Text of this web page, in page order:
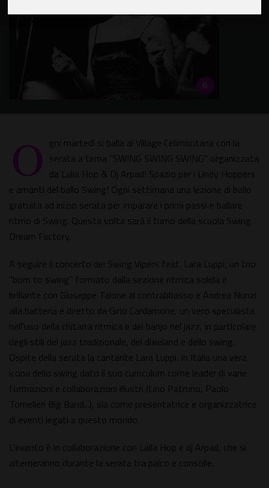
O gni martedì si balla al Village Celimontana con la
serata a tema "SWING SWING SWING" organizzata
da Lalla Hop & Dj Arpad! Spazio per i Lindy Hoppers
e amanti del ballo Swing! Ogni settimana una lezione di ballo
gratuita ad inizio serata per imparare i primi passi e ballare
ritmo di Swing. Questa volta sarà il turno della scuola Swing
Dream Factory.
A seguire il concerto dei Swing Vipers feat. Lara Luppi, un trio
"born to swing" formato dalla sezione ritmica solida e
brillante con Giuseppe Talone al contrabbasso e Andrea Nunzi
alla batteria e diretto da Gino Cardamone, un vero specialista
nell'uso della chitarra ritmica e del banjo nel jazz, in particolare
degli stili del jazz tradizionale, del dixieland e dello swing.
Ospite della serata la cantante Lara Luppi, in Italia una vera
icona dello swing dato il suo curriculum come leader di varie
formazioni e collaborazioni illustri (Lino Patruno, Paolo
Tomelleri Big Band...), sia come presentatrice e organizzatrice
di eventi legati a questo mondo.
L'evento è in collaborazione con Lalla Hop e dj Arpad, che si
alterneranno durante la serata tra palco e consolle.